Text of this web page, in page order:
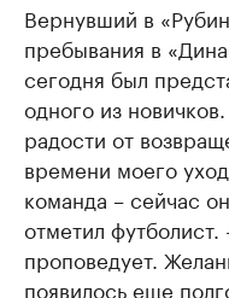
Вернувший в
пребывания в
сегодня был
одного из
радости от
времени моего
команда – сейчас
отметил
проповедует.
появилось еще